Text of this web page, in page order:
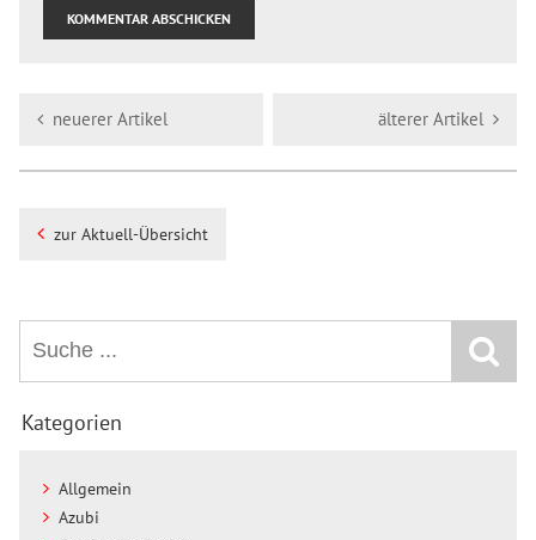
neuerer Artikel älterer Artikel
zur Aktuell-Übersicht
Kategorien
Allgemein
Azubi